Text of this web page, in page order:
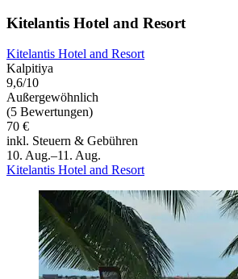
Kitelantis Hotel and Resort
Kitelantis Hotel and Resort
Kalpitiya
9,6/10
Außergewöhnlich
(5 Bewertungen)
70 €
inkl. Steuern & Gebühren
10. Aug.–11. Aug.
Kitelantis Hotel and Resort